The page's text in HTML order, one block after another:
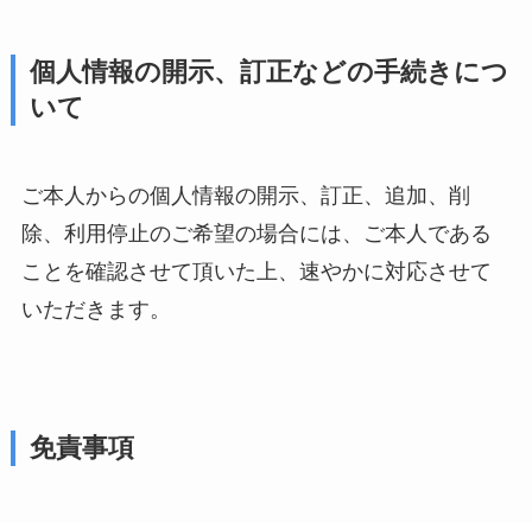
個人情報の開示、訂正などの手続きにつ
いて
ご本人からの個人情報の開示、訂正、追加、削
除、利用停止のご希望の場合には、ご本人である
ことを確認させて頂いた上、速やかに対応させて
いただきます。
免責事項